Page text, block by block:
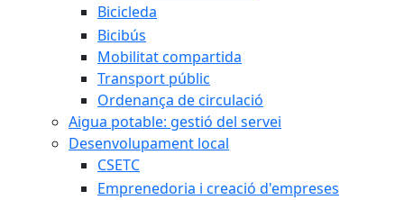
Bicicleda
Bicibús
Mobilitat compartida
Transport públic
Ordenança de circulació
Aigua potable: gestió del servei
Desenvolupament local
CSETC
Emprenedoria i creació d'empreses